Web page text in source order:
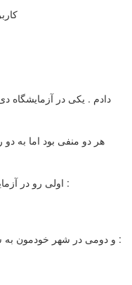
هر دو منفی بود اما به
اولی رو در آزمایشگاه دی دادم که به این صورت بود :
و دومی در شهر خودمون به شرح زیر :